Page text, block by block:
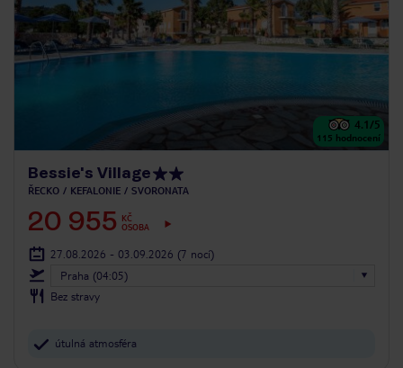
4.1/5
115 hodnocení
Bessie's Village
ŘECKO KEFALONIE SVORONATA
20 955
KČ
OSOBA
27.08.2026 - 03.09.2026 (7 nocí)
Praha (04:05)
Bez stravy
útulná atmosféra